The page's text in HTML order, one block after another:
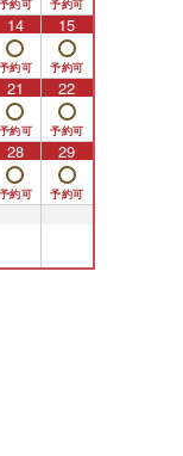
14 15
21 22
28 29